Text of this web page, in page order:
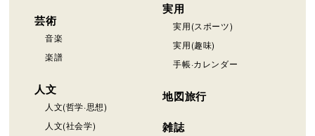
芸術
音楽
楽譜
人文
人文(哲学·思想)
人文(社会学)
実用
実用(スポーツ)
実用(趣味)
手帳·カレンダー
地図旅行
雑誌